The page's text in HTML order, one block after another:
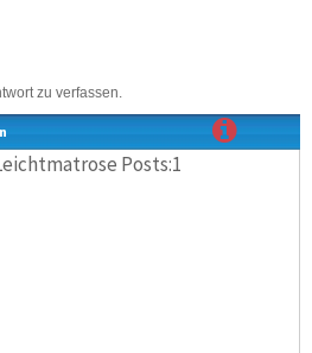
zu verfassen.
Posts:1